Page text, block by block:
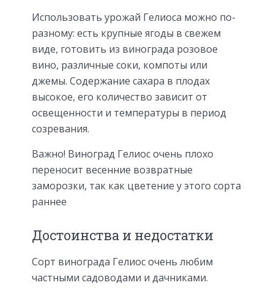
Использовать урожай Гелиоса можно по-
разному: есть крупные ягоды в свежем
виде, готовить из винограда розовое
вино, различные соки, компоты или
джемы. Содержание сахара в плодах
высокое, его количество зависит от
освещенности и температуры в период
созревания.
Важно! Виноград Гелиос очень плохо
переносит весенние возвратные
заморозки, так как цветение у этого сорта
раннее
Достоинства и недостатки
Сорт винограда Гелиос очень любим
частными садоводами и дачниками.